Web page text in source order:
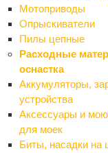
Мотоприводы
Опрыскиватели
Пилы цепные
Расходные
оснастка
Аккумуляторы,
устройства
Аксессуары и
для моек
Биты, насадки на
г.